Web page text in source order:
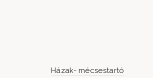
Házak- mécsestartó